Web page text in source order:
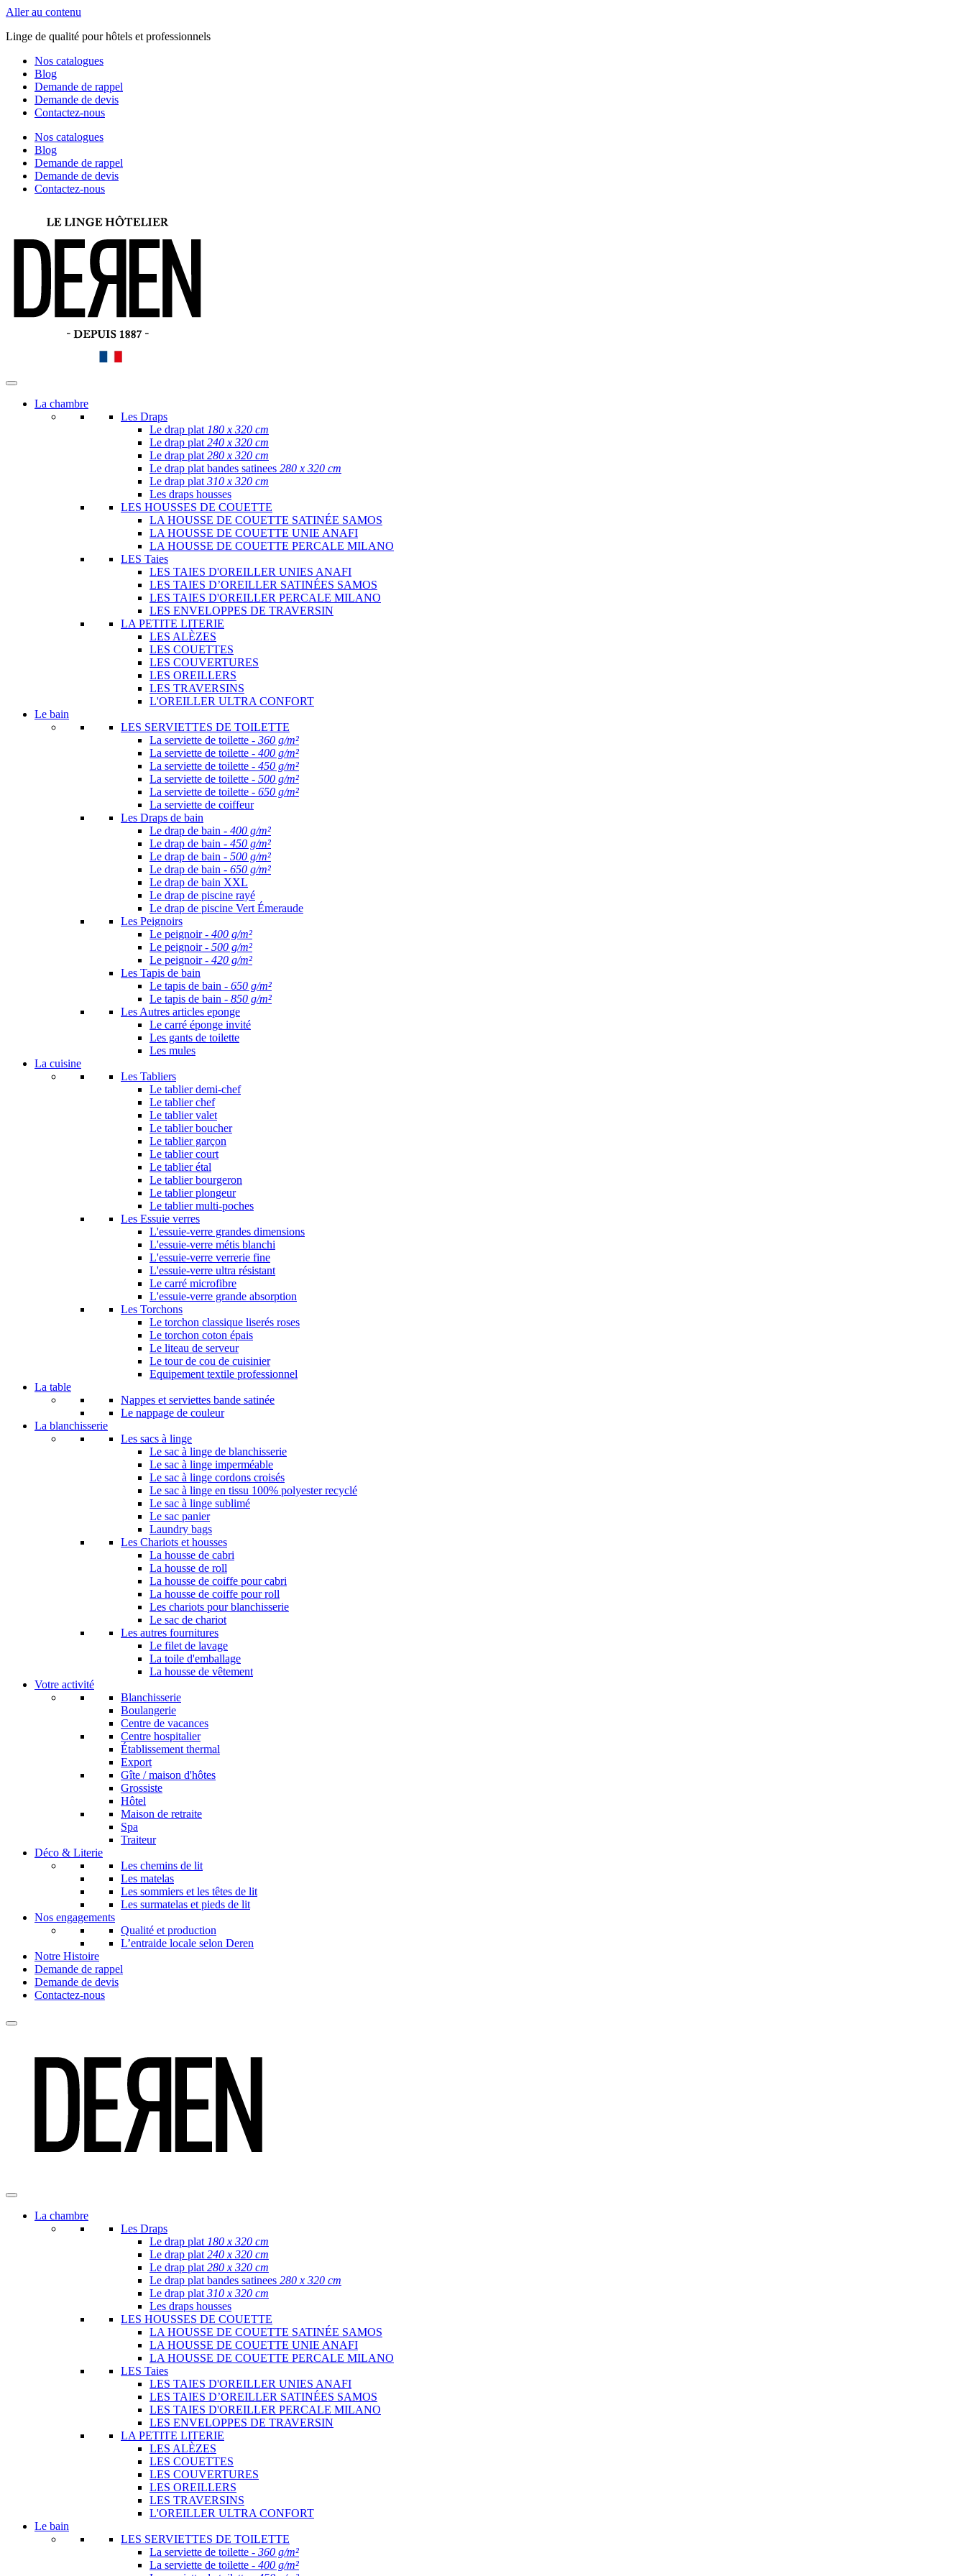
Aller au contenu
Linge de qualité pour hôtels et professionnels
Nos catalogues
Blog
Demande de rappel
Demande de devis
Contactez-nous
Nos catalogues
Blog
Demande de rappel
Demande de devis
Contactez-nous
La chambre
Les Draps
Le drap plat 180 x 320 cm
Le drap plat 240 x 320 cm
Le drap plat 280 x 320 cm
Le drap plat bandes satinees 280 x 320 cm
Le drap plat 310 x 320 cm
Les draps housses
LES HOUSSES DE COUETTE
LA HOUSSE DE COUETTE SATINÉE SAMOS
LA HOUSSE DE COUETTE UNIE ANAFI
LA HOUSSE DE COUETTE PERCALE MILANO
LES Taies
LES TAIES D'OREILLER UNIES ANAFI
LES TAIES D’OREILLER SATINÉES SAMOS
LES TAIES D'OREILLER PERCALE MILANO
LES ENVELOPPES DE TRAVERSIN
LA PETITE LITERIE
LES ALÈZES
LES COUETTES
LES COUVERTURES
LES OREILLERS
LES TRAVERSINS
L'OREILLER ULTRA CONFORT
Le bain
LES SERVIETTES DE TOILETTE
La serviette de toilette - 360 g/m²
La serviette de toilette - 400 g/m²
La serviette de toilette - 450 g/m²
La serviette de toilette - 500 g/m²
La serviette de toilette - 650 g/m²
La serviette de coiffeur
Les Draps de bain
Le drap de bain - 400 g/m²
Le drap de bain - 450 g/m²
Le drap de bain - 500 g/m²
Le drap de bain - 650 g/m²
Le drap de bain XXL
Le drap de piscine rayé
Le drap de piscine Vert Émeraude
Les Peignoirs
Le peignoir - 400 g/m²
Le peignoir - 500 g/m²
Le peignoir - 420 g/m²
Les Tapis de bain
Le tapis de bain - 650 g/m²
Le tapis de bain - 850 g/m²
Les Autres articles eponge
Le carré éponge invité
Les gants de toilette
Les mules
La cuisine
Les Tabliers
Le tablier demi-chef
Le tablier chef
Le tablier valet
Le tablier boucher
Le tablier garçon
Le tablier court
Le tablier étal
Le tablier bourgeron
Le tablier plongeur
Le tablier multi-poches
Les Essuie verres
L'essuie-verre grandes dimensions
L'essuie-verre métis blanchi
L'essuie-verre verrerie fine
L'essuie-verre ultra résistant
Le carré microfibre
L'essuie-verre grande absorption
Les Torchons
Le torchon classique liserés roses
Le torchon coton épais
Le liteau de serveur
Le tour de cou de cuisinier
Equipement textile professionnel
La table
Nappes et serviettes bande satinée
Le nappage de couleur
La blanchisserie​
Les sacs à linge
Le sac à linge de blanchisserie
Le sac à linge imperméable
Le sac à linge cordons croisés
Le sac à linge en tissu 100% polyester recyclé
Le sac à linge sublimé
Le sac panier
Laundry bags
Les Chariots et housses
La housse de cabri
La housse de roll
La housse de coiffe pour cabri
La housse de coiffe pour roll
Les chariots pour blanchisserie
Le sac de chariot
Les autres fournitures
Le filet de lavage
La toile d'emballage
La housse de vêtement
Votre activité
Blanchisserie
Boulangerie
Centre de vacances
Centre hospitalier
Établissement thermal
Export
Gîte / maison d'hôtes
Grossiste
Hôtel
Maison de retraite
Spa
Traiteur
Déco & Literie
Les chemins de lit
Les matelas
Les sommiers et les têtes de lit
Les surmatelas et pieds de lit
Nos engagements
Qualité et production
L’entraide locale selon Deren
Notre Histoire
Demande de rappel
Demande de devis
Contactez-nous
La chambre
Les Draps
Le drap plat 180 x 320 cm
Le drap plat 240 x 320 cm
Le drap plat 280 x 320 cm
Le drap plat bandes satinees 280 x 320 cm
Le drap plat 310 x 320 cm
Les draps housses
LES HOUSSES DE COUETTE
LA HOUSSE DE COUETTE SATINÉE SAMOS
LA HOUSSE DE COUETTE UNIE ANAFI
LA HOUSSE DE COUETTE PERCALE MILANO
LES Taies
LES TAIES D'OREILLER UNIES ANAFI
LES TAIES D’OREILLER SATINÉES SAMOS
LES TAIES D'OREILLER PERCALE MILANO
LES ENVELOPPES DE TRAVERSIN
LA PETITE LITERIE
LES ALÈZES
LES COUETTES
LES COUVERTURES
LES OREILLERS
LES TRAVERSINS
L'OREILLER ULTRA CONFORT
Le bain
LES SERVIETTES DE TOILETTE
La serviette de toilette - 360 g/m²
La serviette de toilette - 400 g/m²